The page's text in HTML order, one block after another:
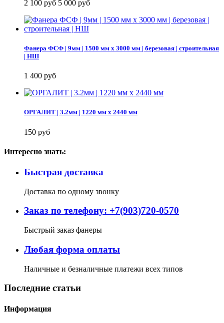
2 100 руб 5 000 руб
Фанера ФСФ | 9мм | 1500 мм х 3000 мм | березовая | строительная
| НШ
1 400 руб
ОРГАЛИТ | 3.2мм | 1220 мм х 2440 мм
150 руб
Интересно знать:
Быстрая доставка
Доставка по одному звонку
Заказ по телефону: +7(903)720-0570
Быстрый заказ фанеры
Любая форма оплаты
Наличные и безналичные платежи всех типов
Последние статьи
Информация